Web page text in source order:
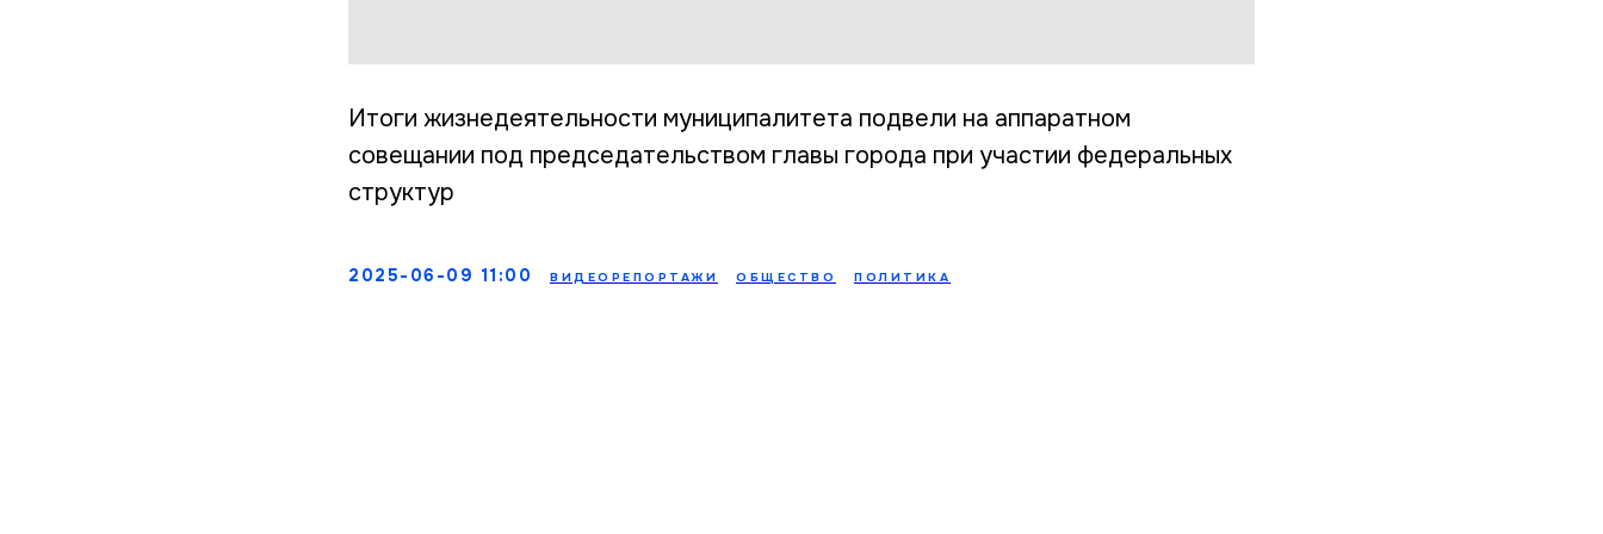
Итоги жизнедеятельности муниципалитета подвели на аппаратном
совещании под председательством главы города при участии федеральных
структур
2025-06-09 11:00 ВИДЕОРЕПОРТАЖИ ОБЩЕСТВО ПОЛИТИКА